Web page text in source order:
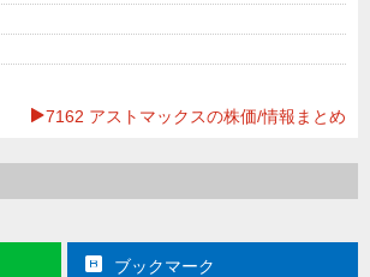
7162 アストマックスの株価/情報まとめ
ブックマーク